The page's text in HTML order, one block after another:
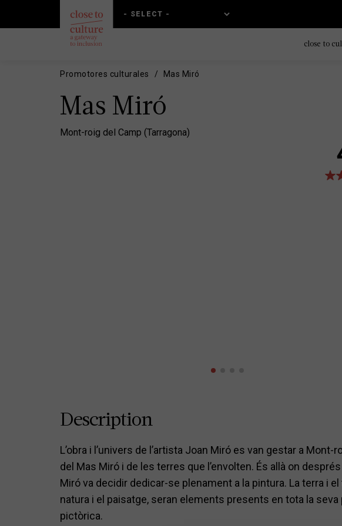
main
main
close to
Promotores culturales Mas Miró
Mas Miró
Mont-roig del Camp (Tarragona)
Description
L’obra i l’univers de l’artista Joan Miró es van gestar a
del Mas Miró i de les terres que l’envolten. És allà on
Miró va decidir dedicar-se plenament a la pintura. La terra i
natura i el paisatge, seran elements presents en tota la
pictòrica.